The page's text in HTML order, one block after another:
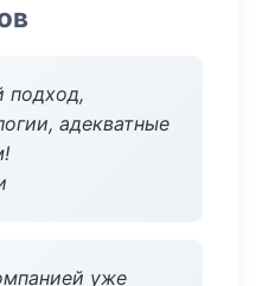
подход,
адекватные
уже